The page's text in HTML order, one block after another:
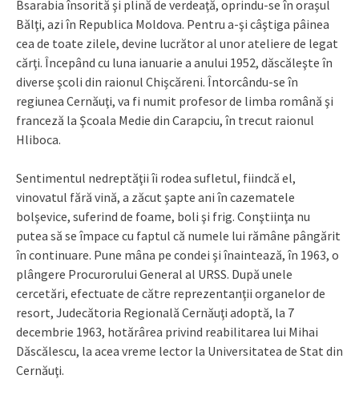
Bsarabia însorită şi plină de verdeaţă, oprindu-se în oraşul
Bălţi, azi în Republica Moldova. Pentru a-şi câştiga pâinea
cea de toate zilele, devine lucrător al unor ateliere de legat
cărţi. Începând cu luna ianuarie a anului 1952, dăscăleşte în
diverse şcoli din raionul Chişcăreni. Întorcându-se în
regiunea Cernăuţi, va fi numit profesor de limba română şi
franceză la Şcoala Medie din Carapciu, în trecut raionul
Hliboca.
Sentimentul nedreptăţii îi rodea sufletul, fiindcă el,
vinovatul fără vină, a zăcut şapte ani în cazematele
bolşevice, suferind de foame, boli şi frig. Conştiinţa nu
putea să se împace cu faptul că numele lui rămâne pângărit
în continuare. Pune mâna pe condei şi înaintează, în 1963, o
plângere Procurorului General al URSS. După unele
cercetări, efectuate de către reprezentanţii organelor de
resort, Judecătoria Regională Cernăuţi adoptă, la 7
decembrie 1963, hotărârea privind reabilitarea lui Mihai
Dăscălescu, la acea vreme lector la Universitatea de Stat din
Cernăuţi.